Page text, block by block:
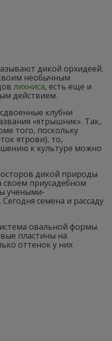
дикой орхидеей.
необычным
лихниса, есть еще и
действием.
клубни
«ятрышник». Так,
того, поскольку
ятрови), то,
к культуре можно
дикой природы
своем приусадебном
учеными-
семена и рассаду
овальной формы.
пластины на
оттенок у них